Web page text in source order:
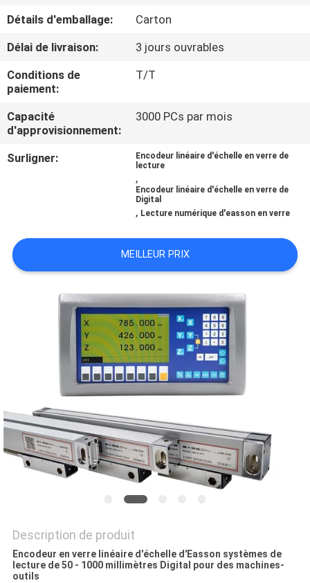
CONTRÔLE
QUALITÉ
CONTACTEZ-
NOUS
NOUVELLES
PLAN
DU
PRIVACY
POLICY
Détails d'emballage:
Carton
Délai de livraison:
3 jours ouvrables
Conditions de
paiement:
T/T
Capacité
d'approvisionnement:
3000 PCs par mois
Surligner:
Encodeur linéaire d'échelle en verre de
lecture
,
Encodeur linéaire d'échelle en verre de
Digital
, Lecture numérique d'easson en verre
MEILLEUR PRIX
Description de produit
Encodeur en verre linéaire d'échelle d'Easson systèmes de
lecture de 50 - 1000 millimètres Digital pour des machines-
outils